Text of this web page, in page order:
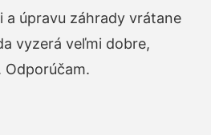
a úpravu záhrady vrátane
vyzerá veľmi dobre,
Odporúčam.